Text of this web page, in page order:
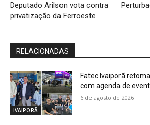
Deputado Arilson vota contra
privatização da Ferroeste
RELACIONADAS
IVAIPORÃ
Fatec Ivaiporã
com agenda de
6 de agosto de 2026